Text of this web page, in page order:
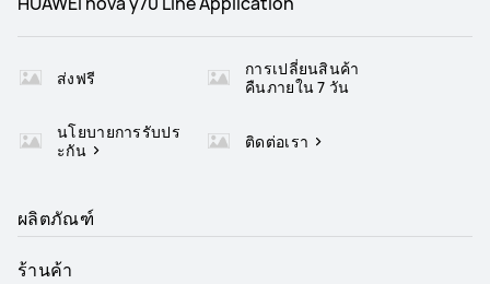
ส่งฟรี
การเปลี่ยนสินค้า
คืนภายใน 7 วัน
นโยบายการรับปร
ะกัน
ติดต่อเรา
ผลิตภัณฑ์
ร้านค้า